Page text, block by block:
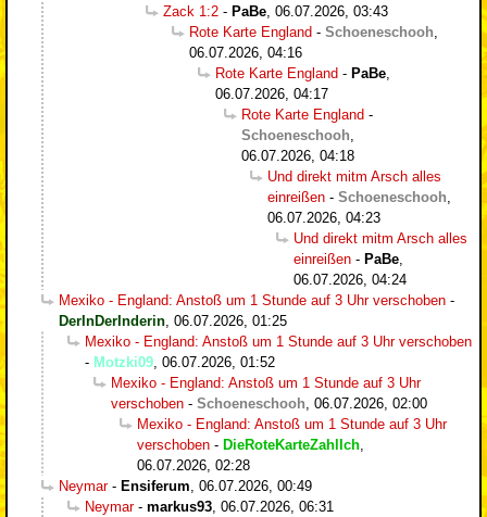
Zack 1:2 - PaBe 06.07.2026, 03:43
Rote Karte England - Schoeneschooh
06.07.2026, 04:16
Rote Karte England - PaBe
06.07.2026, 04:17
Rote Karte England -
Schoeneschooh
06.07.2026, 04:18
Und direkt mitm Arsch alles
einreißen - Schoeneschooh
06.07.2026, 04:23
Und direkt mitm Arsch alles
einreißen - PaBe
06.07.2026, 04:24
Mexiko - England: Anstoß um 1 Stunde auf 3 Uhr verschoben -
DerInDerInderin 06.07.2026, 01:25
Mexiko - England: Anstoß um 1 Stunde auf 3 Uhr verschoben
- Motzki09 06.07.2026, 01:52
Mexiko - England: Anstoß um 1 Stunde auf 3 Uhr
verschoben - Schoeneschooh 06.07.2026, 02:00
Mexiko - England: Anstoß um 1 Stunde auf 3 Uhr
verschoben - DieRoteKarteZahlIch
06.07.2026, 02:28
Neymar- Ensiferum 06.07.2026, 00:49
Neymar- markus93 06.07.2026, 06:31